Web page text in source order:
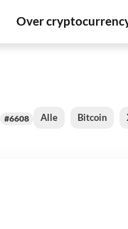
Over
#6608 Alle Bitcoin